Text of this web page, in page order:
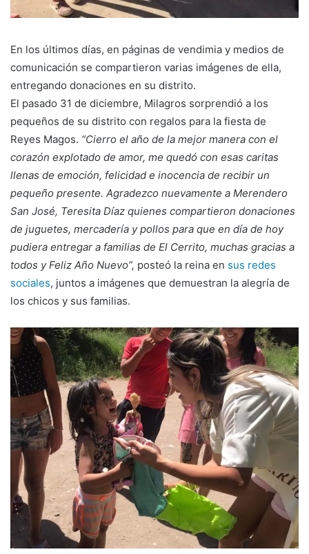
En los últimos días, en páginas de vendimia y medios de
comunicación se compartieron varias imágenes de ella,
entregando donaciones en su distrito.
El pasado 31 de diciembre, Milagros sorprendió a los
pequeños de su distrito con regalos para la fiesta de
Reyes Magos. “Cierro el año de la mejor manera con el
corazón explotado de amor, me quedó con esas caritas
llenas de emoción, felicidad e inocencia de recibir un
pequeño presente. Agradezco nuevamente a Merendero
San José, Teresita Díaz quienes compartieron donaciones
de juguetes, mercadería y pollos para que en día de hoy
pudiera entregar a familias de El Cerrito, muchas gracias a
todos y Feliz Año Nuevo”, posteó la reina en sus redes
sociales, juntos a imágenes que demuestran la alegría de
los chicos y sus familias.